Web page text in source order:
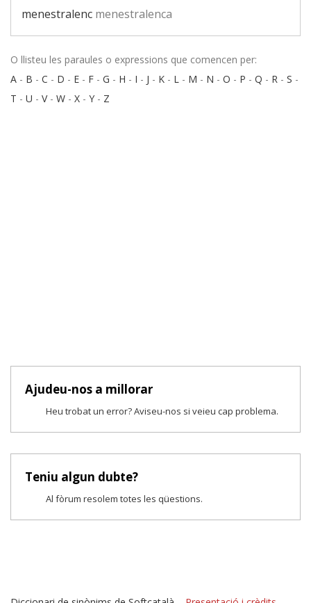
menestralenc menestralenca
O llisteu les paraules o expressions que comencen per:
A - B - C - D - E - F - G - H - I - J - K - L - M - N - O - P - Q - R - S -
T - U - V- W - X - Y - Z
Ajudeu-nos a millorar
Heu trobat un error? Aviseu-nos si veieu cap problema.
Teniu algun dubte?
Al fòrum resolem totes les qüestions.